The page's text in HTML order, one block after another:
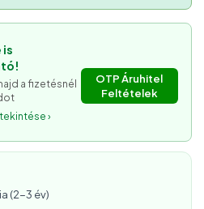
is
a fizetésnél
›
OTP Áruhitel
Feltételek
(2-3 év)